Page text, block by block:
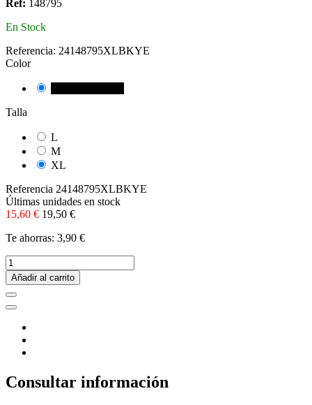
Ref: 148795
En Stock
Referencia: 24148795XLBKYE
Color
Talla
L
M
XL
Referencia 24148795XLBKYE
Últimas unidades en stock
15,60 € 19,50 €
Te ahorras: 3,90 €
Añadir al carrito
Consultar información